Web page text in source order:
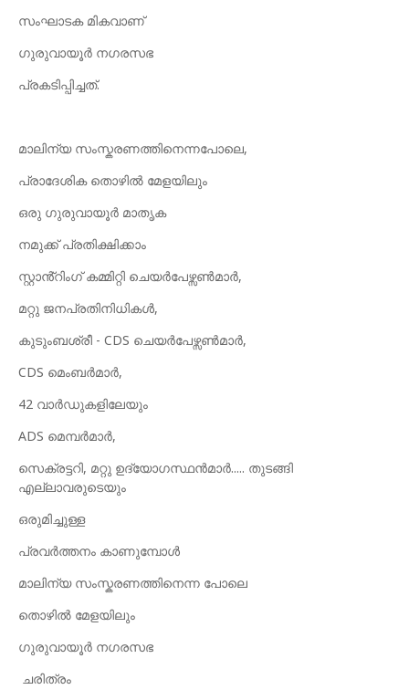
സംഘാടക മികവാണ്
ഗുരുവായൂർ നഗരസഭ
പ്രകടിപ്പിച്ചത്.
മാലിന്യ സംസ്കരണത്തിനെന്നപോലെ,
പ്രാദേശിക തൊഴിൽ മേളയിലും
ഒരു ഗുരുവായൂർ മാതൃക
നമുക്ക് പ്രതിക്ഷിക്കാം
സ്റ്റാൻ്റിംഗ് കമ്മിറ്റി ചെയർപേഴ്സൺമാർ,
മറ്റു ജനപ്രതിനിധികൾ,
കുടുംബശ്രീ - CDS ചെയർപേഴ്സൺമാർ,
CDS മെംബർമാർ,
42 വാർഡുകളിലേയും
ADS മെമ്പർമാർ,
സെക്രട്ടറി, മറ്റു ഉദ്യോഗസ്ഥൻമാർ..... തുടങ്ങി
എല്ലാവരുടെയും
ഒരുമിച്ചുള്ള
പ്രവർത്തനം കാണുമ്പോൾ
മാലിന്യ സംസ്കരണത്തിനെന്ന പോലെ
തൊഴിൽ മേളയിലും
ഗുരുവായൂർ നഗരസഭ
ചരിത്രം